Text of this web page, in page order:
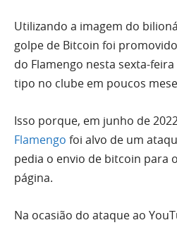
Utilizando a imagem do
golpe de Bitcoin foi
do Flamengo nesta sexta-
tipo no clube em poucos
Isso porque, em junho de
Flamengo foi alvo de um
pedia o envio de bitcoin para
página.
Na ocasião do ataque ao